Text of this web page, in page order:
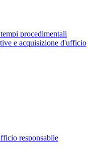
procedimentali
e acquisizione d'ufficio
responsabile